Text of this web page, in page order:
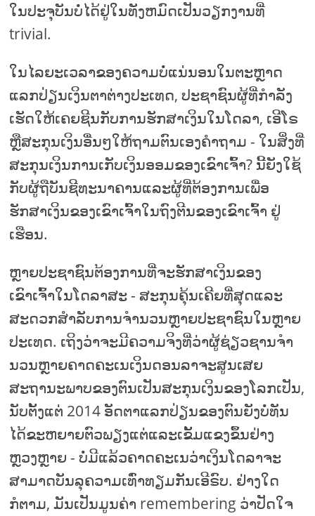
ໃນປະຈຸບັນບໍ່ໄດ້ຢູ່ໃນທັງຫມົດເປັນວຽກງານທີ່
trivial.
ໃນໄລຍະເວລາຂອງຄວາມບໍ່ແນ່ນອນໃນຕະຫຼາດ
ແລກປ່ຽນເງິນຕາຕ່າງປະເທດ, ປະຊາຊົນຜູ້ທີ່ກໍາລັງ
ເຮັດໃຫ້ເຄຍຊີນກັບການຮັກສາເງິນໃນໂດລາ, ເອີໂຣ
ຫຼືສະກຸນເງິນອື່ນໆໃຫ້ຖາມຕົນເອງຄໍາຖາມ - ໃນສິ່ງທີ່
ສະກຸນເງິນການເກັບເງິນອອມຂອງເຂົາເຈົ້າ? ນີ້ຍັງໃຊ້
ກັບຜູ້ຖືບັນຊີທະນາຄານແລະຜູ້ທີ່ຕ້ອງການເພື່ອ
ຮັກສາເງິນຂອງເຂົາເຈົ້າໃນຖົງຕີນຂອງເຂົາເຈົ້າ ຢູ່
ເຮືອນ.
ຫຼາຍປະຊາຊົນຕ້ອງການທີ່ຈະຮັກສາເງິນຂອງ
ເຂົາເຈົ້າໃນໂດລາສະ - ສະກຸນຄຸ້ນເຄີຍທີ່ສຸດແລະ
ສະດວກສໍາລັບການຈໍານວນຫຼາຍປະຊາຊົນໃນຫຼາຍ
ປະເທດ. ເຖິງວ່າຈະມີຄວາມຈິງທີ່ວ່າຜູ້ຊ່ຽວຊານຈໍາ
ນວນຫຼາຍຄາດຄະເນເງິນດອນລາຈະສູນເສຍ
ສະຖານະພາບຂອງຕົນເປັນສະກຸນເງິນຂອງໂລກເປັນ,
ນັບຕັ້ງແຕ່ 2014 ອັດຕາແລກປ່ຽນຂອງຕົນຍັງບໍ່ທັນ
ໄດ້ຂະຫຍາຍຕົວພຽງແຕ່ແລະເຂັ້ມແຂງຂຶ້ນຢ່າງ
ຫຼວງຫຼາຍ - ບໍ່ມີແລ້ວຄາດຄະເນວ່າເງິນໂດລາຈະ
ສາມາດບັນລຸຄວາມເທົ່າທຽມກັນເອີຣົບ. ຢ່າງໃດ
ກໍຕາມ, ມັນເປັນມູນຄ່າ remembering ວ່າປັດໃຈ